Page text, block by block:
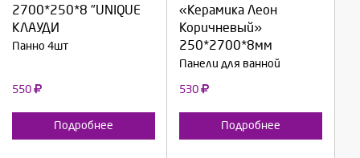
2700*250*8 "UNIQUE
КЛАУДИ
Панно 4шт
550
Подробнее
Продолжить
Отмена
«Керамика Леон
Коричневый»
250*2700*8мм
Панели для ванной
530
Подробнее
Продолжить
Отмена